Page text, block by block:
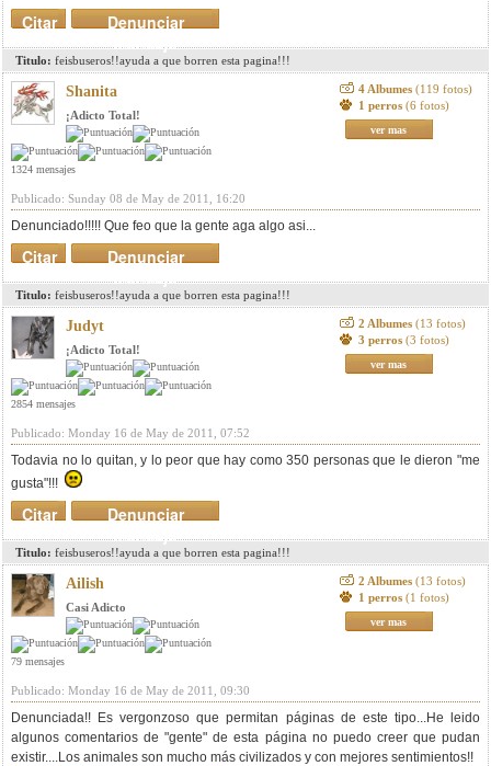
Denunciar
mensaje
Citar
Titulo: feisbuseros!!ayuda a que borren esta pagina!!!
Shanita
¡Adicto Total!
1324 mensajes
4 Albumes (119 fotos)
1 perros (6 fotos)
ver mas
Publicado: Sunday 08 de May de 2011, 16:20
Denunciado!!!!! Que feo que la gente aga algo asi...
Denunciar
mensaje
Citar
Titulo: feisbuseros!!ayuda a que borren esta pagina!!!
Judyt
¡Adicto Total!
2854 mensajes
2 Albumes (13 fotos)
3 perros (3 fotos)
ver mas
Publicado: Monday 16 de May de 2011, 07:52
Todavia no lo quitan, y lo peor que hay como 350 personas que le dieron "me
gusta"!!!
Denunciar
mensaje
Citar
Titulo: feisbuseros!!ayuda a que borren esta pagina!!!
Ailish
Casi Adicto
79 mensajes
2 Albumes (13 fotos)
1 perros (1 fotos)
ver mas
Publicado: Monday 16 de May de 2011, 09:30
Denunciada!! Es vergonzoso que permitan páginas de este tipo...He leido
algunos comentarios de "gente" de esta página no puedo creer que pudan
existir....Los animales son mucho más civilizados y con mejores sentimientos!!